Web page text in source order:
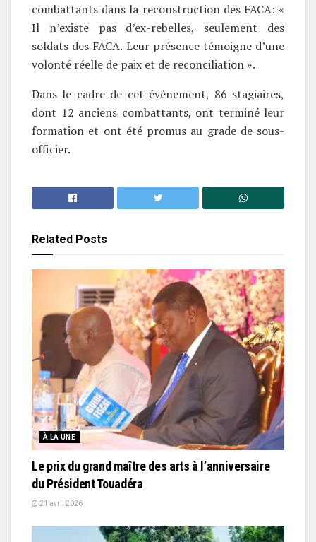
combattants dans la reconstruction des FACA: «
Il n’existe pas d’ex-rebelles, seulement des
soldats des FACA. Leur présence témoigne d’une
volonté réelle de paix et de reconciliation ».
Dans le cadre de cet événement, 86 stagiaires,
dont 12 anciens combattants, ont terminé leur
formation et ont été promus au grade de sous-
officier.
Related Posts
À LA UNE
Le prix du grand maître des arts à l’anniversaire
du Président Touadéra
21 avril 2026